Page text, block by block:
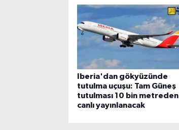
Iberia'dan gökyüzünde
tutulma uçuşu: Tam Güneş
tutulması 10 bin metreden
canlı yayınlanacak